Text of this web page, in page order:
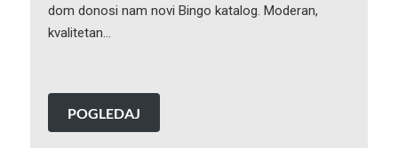
dom donosi nam novi Bingo katalog. Moderan,
kvalitetan…
POGLEDAJ